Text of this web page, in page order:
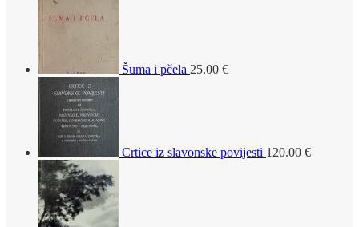
Šuma i pčela 25.00 €
Crtice iz slavonske povijesti 120.00 €